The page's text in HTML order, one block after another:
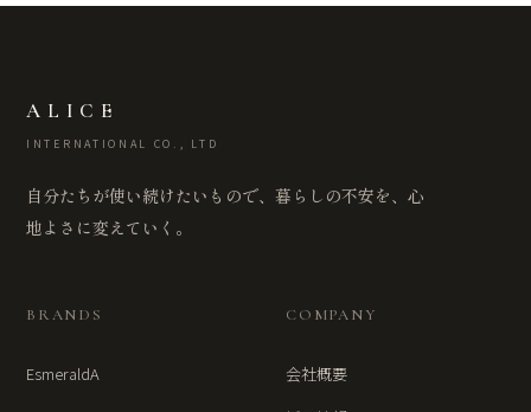
ALICE
INTERNATIONAL CO., LTD
自分たちが使い続けたいもので、暮らしの不安を、心
地よさに変えていく。
BRANDS
EsmeraldA
COMPANY
会社概要